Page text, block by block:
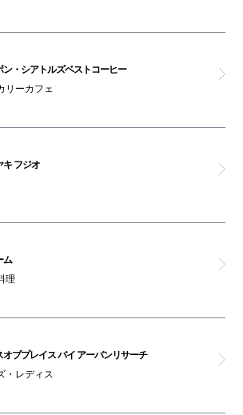
ン・シアトルズベストコーヒー
リーカフェ
キ フジオ
ム
理
オブプレイス バイ アーバンリサーチ
・レディス